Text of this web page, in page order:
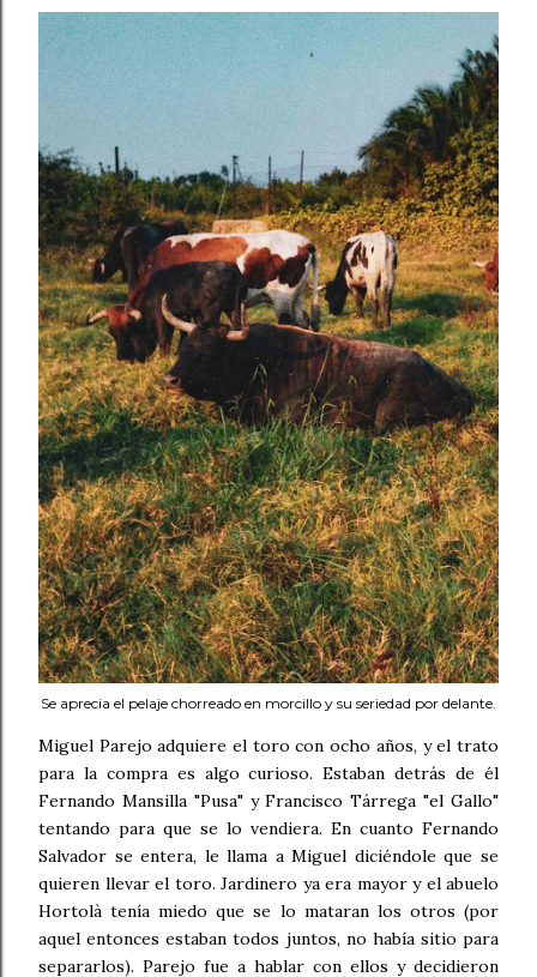
Se aprecia el pelaje chorreado en morcillo y su seriedad por delante.
Miguel Parejo adquiere el toro con ocho años, y el trato
para la compra es algo curioso. Estaban detrás de él
Fernando Mansilla "Pusa" y Francisco Tárrega "el Gallo"
tentando para que se lo vendiera. En cuanto Fernando
Salvador se entera, le llama a Miguel diciéndole que se
quieren llevar el toro. Jardinero ya era mayor y el abuelo
Hortolà tenía miedo que se lo mataran los otros (por
aquel entonces estaban todos juntos, no había sitio para
separarlos). Parejo fue a hablar con ellos y decidieron